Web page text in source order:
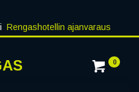
Rengashotellin ajanvaraus
0